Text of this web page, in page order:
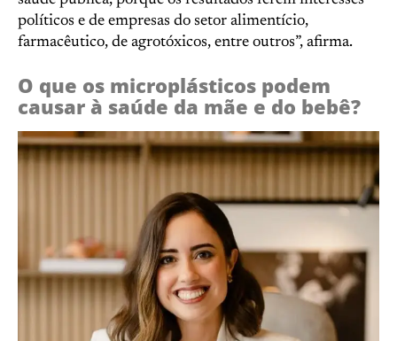
políticos e de empresas do setor alimentício,
farmacêutico, de agrotóxicos, entre outros”, afirma.
O que os microplásticos podem
causar à saúde da mãe e do bebê?